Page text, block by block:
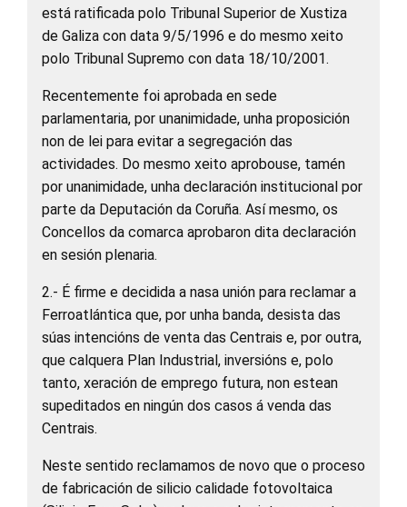
está ratificada polo Tribunal Superior de Xustiza
de Galiza con data 9/5/1996 e do mesmo xeito
polo Tribunal Supremo con data 18/10/2001.
Recentemente foi aprobada en sede
parlamentaria, por unanimidade, unha proposición
non de lei para evitar a segregación das
actividades. Do mesmo xeito aprobouse, tamén
por unanimidade, unha declaración institucional por
parte da Deputación da Coruña. Así mesmo, os
Concellos da comarca aprobaron dita declaración
en sesión plenaria.
2.- É firme e decidida a nasa unión para reclamar a
Ferroatlántica que, por unha banda, desista das
súas intencións de venta das Centrais e, por outra,
que calquera Plan Industrial, inversións e, polo
tanto, xeración de emprego futura, non estean
supeditados en ningún dos casos á venda das
Centrais.
Neste sentido reclamamos de novo que o proceso
de fabricación de silicio calidade fotovoltaica